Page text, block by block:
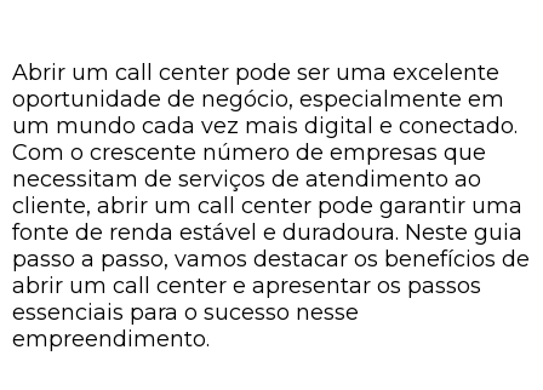
Abrir um call center pode ser uma excelente
oportunidade de negócio, especialmente em
um mundo cada vez mais digital e conectado.
Com o crescente número de empresas que
necessitam de serviços de atendimento ao
cliente, abrir um call center pode garantir uma
fonte de renda estável e duradoura. Neste guia
passo a passo, vamos destacar os benefícios de
abrir um call center e apresentar os passos
essenciais para o sucesso nesse
empreendimento.